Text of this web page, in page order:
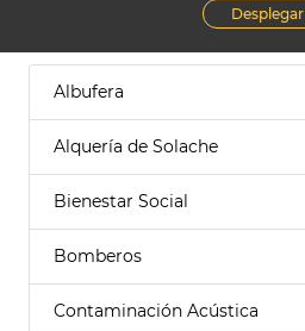
Desplegar
Albufera
Alquería de Solache
Bienestar Social
Bomberos
Contaminación Acústica